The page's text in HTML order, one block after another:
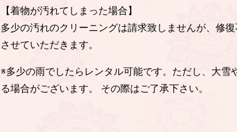
【着物が汚れてしまった場合】
多少の汚れのクリーニングは請求致しませんが、修
させていただきます。
※多少の雨でしたらレンタル可能です。ただし、大
る場合がございます。 その際はご了承下さい。